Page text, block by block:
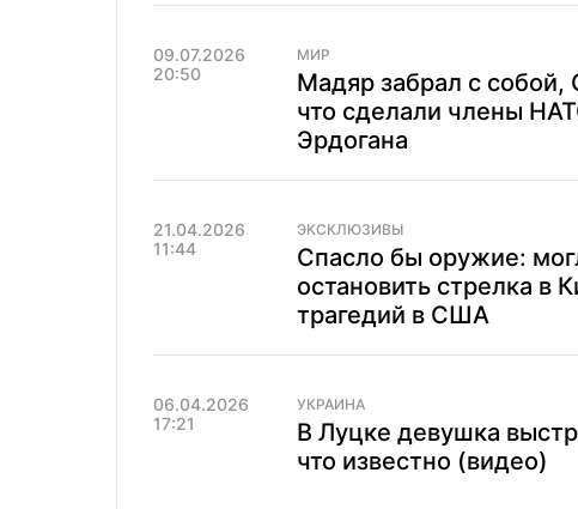
09.07.2026
20:50
МИР
Мадяр забрал с собой,
что сделали члены
Эрдогана
21.04.2026
11:44
ЭКСКЛЮЗИВЫ
Спасло бы оружие:
остановить стрелка
трагедий в США
06.04.2026
17:21
УКРАИНА
В Луцке девушка
что известно (видео)